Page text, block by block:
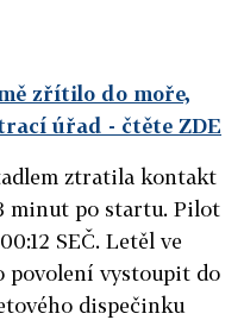
zřítilo do moře,
úřad - čtěte ZDE
ztratila kontakt
minut po startu. Pilot
SEČ. Letěl ve
povolení vystoupit do
dispečinku